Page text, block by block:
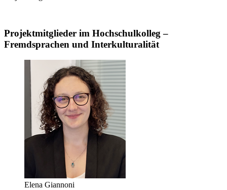
Projektmitglieder im Hochschulkolleg –
Fremdsprachen und Interkulturalität
Elena Giannoni